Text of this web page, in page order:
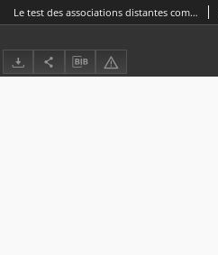
Le test des associations distantes comme outil favorisant le développement des comportements créatifs et stimulant le traitement de l’information en langue cible : résultats d’une étude